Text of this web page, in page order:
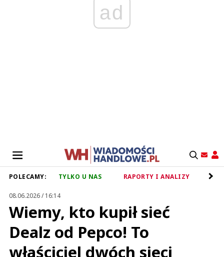
ad
POLECAMY: TYLKO U NAS RAPORTY I ANALIZY
08.06.2026 / 16:14
Wiemy, kto kupił sieć
Dealz od Pepco! To
właściciel dwóch sieci